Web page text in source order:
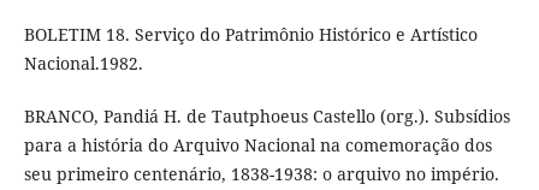
BOLETIM 18. Serviço do Patrimônio Histórico e Artístico
Nacional.1982.
BRANCO, Pandiá H. de Tautphoeus Castello (org.). Subsídios
para a história do Arquivo Nacional na comemoração dos
seu primeiro centenário, 1838-1938: o arquivo no império.